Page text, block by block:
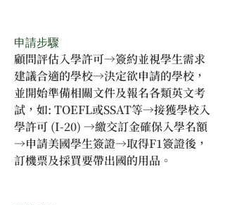
申請步驟
顧問評估入學許可→簽約並視學生需求
建議合適的學校→決定欲申請的學校，
並開始準備相關文件及報名各類英文考
試，如: TOEFL或SSAT等→接獲學校入
學許可 (I-20) →繳交訂金確保入學名額
→申請美國學生簽證→取得F1簽證後，
訂機票及採買要帶出國的用品。